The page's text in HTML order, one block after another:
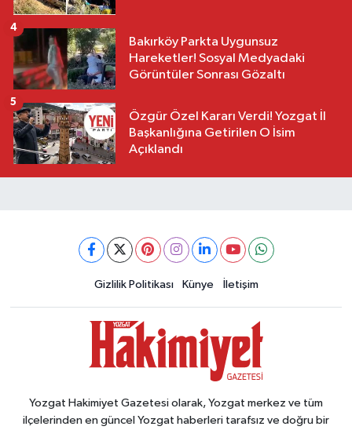
Bakırköy Parkta Uygunsuz
Hareketler! Sosyal Medyadaki
Görüntüler Sonrası Gözaltı
4
Özgür Özel Kararı Verdi! Yozgat İl
Başkanlığına Getirilen O İsim
Açıklandı
5
Gizlilik Politikası Künye İletişim
Yozgat Hakimiyet Gazetesi olarak, Yozgat merkez ve tüm
ilçelerinden en güncel Yozgat haberleri tarafsız ve doğru bir